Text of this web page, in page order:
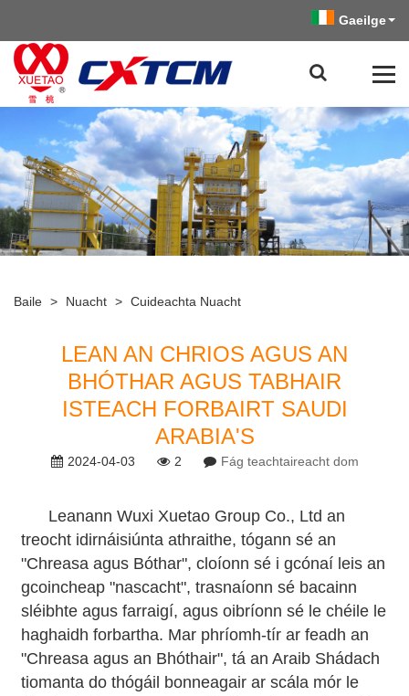
Gaeilge
Baile > Nuacht > Cuideachta Nuacht
LEAN AN CHRIOS AGUS AN
BHÓTHAR AGUS TABHAIR
ISTEACH FORBAIRT SAUDI
ARABIA'S
2024-04-03 2 Fág teachtaireacht dom
Leanann Wuxi Xuetao Group Co., Ltd an
treocht idirnáisiúnta athraithe, tógann sé an
"Chreasa agus Bóthar", cloíonn sé i gcónaí leis an
gcoincheap "nascacht", trasnaíonn sé bacainn
sléibhte agus farraigí, agus oibríonn sé le chéile le
haghaidh forbartha. Mar phríomh-tír ar feadh an
"Chreasa agus an Bhóthair", tá an Araib Shádach
tiomanta do thógáil bonneagair ar scála mór le